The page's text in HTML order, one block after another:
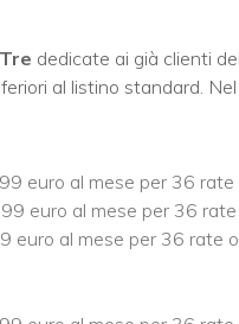
dedicate ai già clienti
al listino standard.
euro al mese per 36
euro al mese per 36
euro al mese per 36 rate